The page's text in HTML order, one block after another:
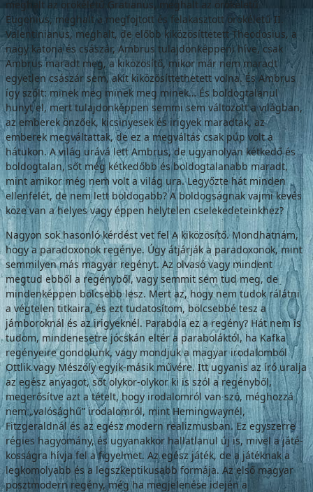
meghalt az örökéletű Gratianus, meghalt az örökéletű
Eugenius, meghalt a megfojtott és felakasz­tott örökéletű II.
Valentinianus, meghalt, de előbb kiközösíttetett Theodosius, a
nagy katona és császár, Ambrus tulajdonképpeni híve, csak
Ambrus maradt meg, a kiközösí­tő, mikor már nem maradt
egyetlen császár sem, akit kiközösíttethetett volna. És Ambrus
így szólt: minek meg minek meg minek… És boldogtalanul
hunyt el, mert tulajdonképpen semmi sem változott a világban,
az emberek önzőek, kicsinyesek és irigyek maradtak, az
emberek megváltattak, de ez a megváltás csak púp volt a
hátukon. A világ urává lett Ambrus, de ugyanolyan kétkedő és
boldog­talan, sőt még kétkedőbb és boldogtalanabb maradt,
mint amikor még nem volt a világ ura. Legyőzte hát minden
ellenfelét, de nem lett boldogabb? A boldogságnak vajmi kevés
köze van a helyes vagy éppen helytelen csele­kedeteinkhez?
Nagyon sok hasonló kérdést vet fel A ki­közösítő. Mondhatnám,
hogy a paradoxonok regénye. Úgy átjárják a paradoxonok, mint
semmilyen más magyar regényt. Az olvasó vagy mindent
megtud ebből a regényből, vagy semmit sem tud meg, de
mindenkép­pen bölcsebb lesz. Mert az, hogy nem tudok rálátni
a végtelen titkaira, és ezt tudatosítom, bölcsebbé tesz a
jámboroknál és az irigyek­nél. Parabola ez a regény? Hát nem is
tudom, mindenesetre jócskán eltér a paraboláktól, ha Kafka
regényeire gondolunk, vagy mond­juk a magyar irodalomból
Ottlik vagy Mé­szöly egyik-másik művére. Itt ugyanis az író uralja
az egész anyagot, sőt olykor-olykor ki is szól a regényből,
megerősítve azt a tételt, hogy irodalomról van szó, méghozzá
nem „valósághű” irodalomról, mint Hemingway­nél,
Fitzgeraldnál és az egész modern rea­lizmusban. Ez egyszerre
régies hagyomány, és ugyanakkor hallatlanul új is, mivel a játé­
kosságra hívja fel a figyelmet. Az egész játék, de a játéknak a
legkomolyabb és a legszkep­tikusabb formája. Az első magyar
posztmo­dern regény, még ha megjelenése idején a